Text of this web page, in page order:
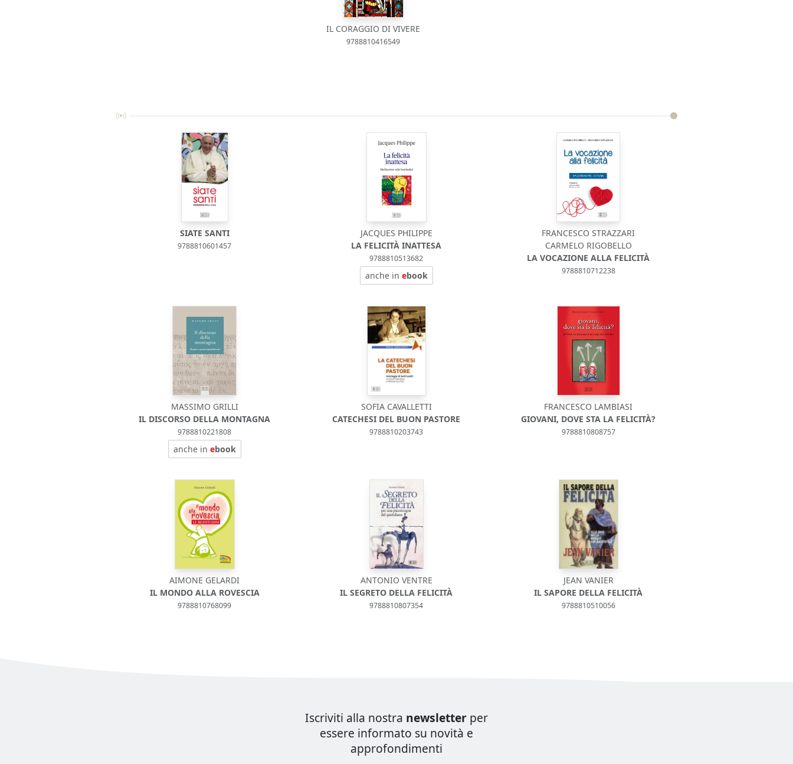
IL CORAGGIO DI VIVERE
9788810416549
SIATE SANTI
9788810601457
JACQUES PHILIPPE
LA FELICITÀ INATTESA
9788810513682
anche in ebook
FRANCESCO STRAZZARI
CARMELO RIGOBELLO
LA VOCAZIONE ALLA FELICITÀ
9788810712238
MASSIMO GRILLI
IL DISCORSO DELLA MONTAGNA
9788810221808
anche in ebook
SOFIA CAVALLETTI
CATECHESI DEL BUON PASTORE
9788810203743
FRANCESCO LAMBIASI
GIOVANI, DOVE STA LA FELICITÀ?
9788810808757
AIMONE GELARDI
IL MONDO ALLA ROVESCIA
9788810768099
ANTONIO VENTRE
IL SEGRETO DELLA FELICITÀ
9788810807354
JEAN VANIER
IL SAPORE DELLA FELICITÀ
9788810510056
Iscriviti alla nostra newsletter per
essere informato su novità e
approfondimenti